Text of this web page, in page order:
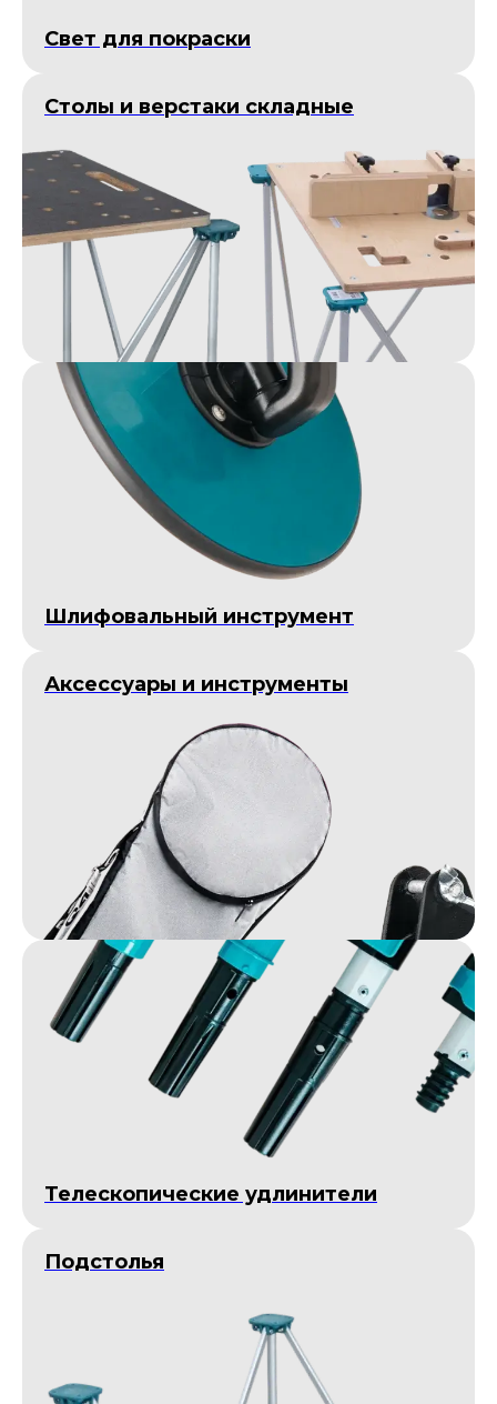
Cвет для покраски
Столы и верстаки складные
Шлифовальный инструмент
Аксессуары и инструменты
Телескопические удлинители
Подстолья